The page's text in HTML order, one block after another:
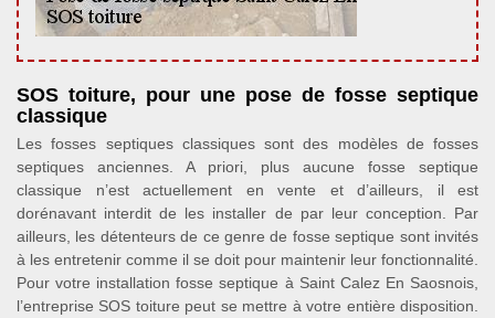
SOS toiture, pour une pose de fosse septique
classique
Les fosses septiques classiques sont des modèles de fosses
septiques anciennes. A priori, plus aucune fosse septique
classique n’est actuellement en vente et d’ailleurs, il est
dorénavant interdit de les installer de par leur conception. Par
ailleurs, les détenteurs de ce genre de fosse septique sont invités
à les entretenir comme il se doit pour maintenir leur fonctionnalité.
Pour votre installation fosse septique à Saint Calez En Saosnois,
l’entreprise SOS toiture peut se mettre à votre entière disposition.